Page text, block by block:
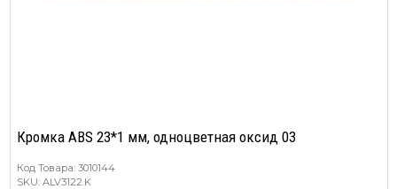
Кромка ABS 23*1 мм, одноцветная оксид 03
Код Товара: 3010144
SKU: ALV3122.K